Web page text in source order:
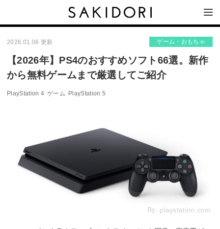
2026.01.06 更新 ゲーム・おもちゃ
【2026年】PS4のおすすめソフト66選。新作
から無料ゲームまで厳選してご紹介
PlayStation 4 ゲーム PlayStation 5
By: playstation.com